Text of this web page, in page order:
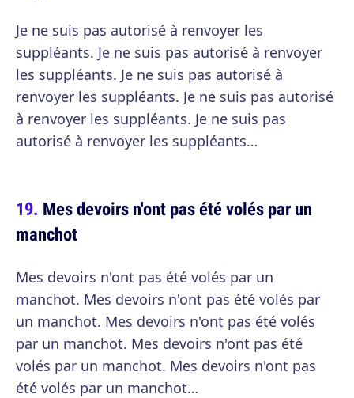
Je ne suis pas autorisé à renvoyer les
suppléants. Je ne suis pas autorisé à renvoyer
les suppléants. Je ne suis pas autorisé à
renvoyer les suppléants. Je ne suis pas autorisé
à renvoyer les suppléants. Je ne suis pas
autorisé à renvoyer les suppléants…
Mes devoirs n'ont pas été volés par un
manchot
Mes devoirs n'ont pas été volés par un
manchot. Mes devoirs n'ont pas été volés par
un manchot. Mes devoirs n'ont pas été volés
par un manchot. Mes devoirs n'ont pas été
volés par un manchot. Mes devoirs n'ont pas
été volés par un manchot…